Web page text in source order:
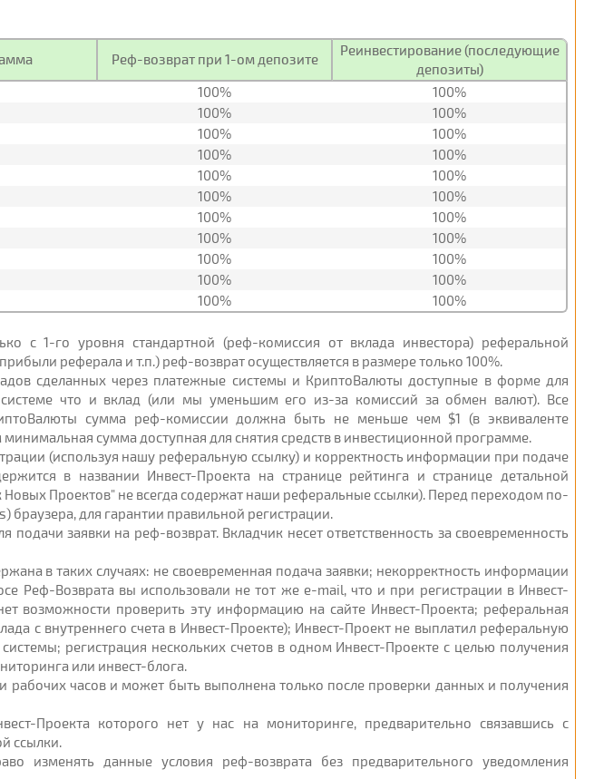
Реф-возврат при 1-ом депозите
Реинвестирование (последующие
депозиты)
100%
100%
100%
100%
100%
100%
100%
100%
100%
100%
100%
100%
100%
100%
100%
100%
100%
100%
100%
100%
100% 100%
с 1-го уровня стандартной (реф-комиссия от вклада инвестора) реферальной
реферала и т.п.) реф-возврат осуществляется в размере только 100%.
сделанных через платежные системы и КриптоВалюты доступные в форме для
что и вклад (или мы уменьшим его из-за комиссий за обмен валют). Все
сумма реф-комиссии должна быть не меньше чем $1 (в эквиваленте
сумма доступная для снятия средств в инвестиционной программе.
(используя нашу реферальную ссылку) и корректность информации при подаче
в названии Инвест-Проекта на странице рейтинга и странице детальной
Проектов" не всегда содержат наши реферальные ссылки). Перед переходом по-
для гарантии правильной регистрации.
заявки на реф-возврат. Вкладчик несет ответственность за своевременность
в таких случаях: не своевременная подача заявки; некорректность информации
Реф-Возврата вы использовали не тот же e-mail, что и при регистрации в Инвест-
возможности проверить эту информацию на сайте Инвест-Проекта; реферальная
с внутреннего счета в Инвест-Проекте); Инвест-Проект не выплатил реферальную
регистрация нескольких счетов в одном Инвест-Проекте с целью получения
или инвест-блога.
рабочих часов и может быть выполнена только после проверки данных и получения
Проекта которого нет у нас на мониторинге, предварительно связавшись с
ссылки.
изменять данные условия реф-возврата без предварительного уведомления